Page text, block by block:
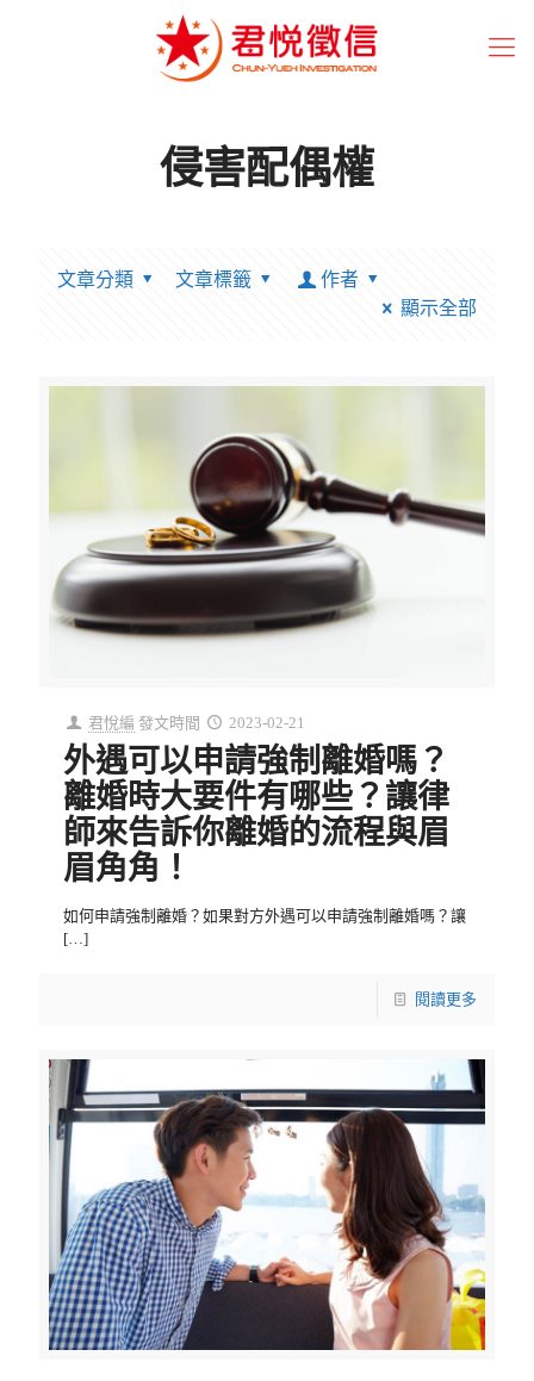
侵害配偶權
文章分類 文章標籤
作者
顯示全部
君悅編 發文時間 2023-02-21
外遇可以申請強制離婚嗎？
離婚時大要件有哪些？讓律
師來告訴你離婚的流程與眉
眉角角！
如何申請強制離婚？如果對方外遇可以申請強制離婚嗎？讓
[…]
閱讀更多